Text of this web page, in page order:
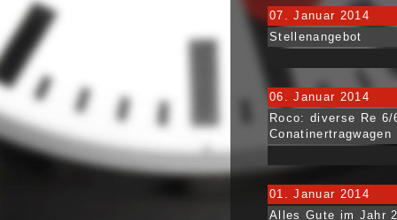
07. Januar 2014
Stellenangebot
06. Januar 2014
Roco: diverse Re
Conatinertragwagen
01. Januar 2014
Alles Gute im Jahr